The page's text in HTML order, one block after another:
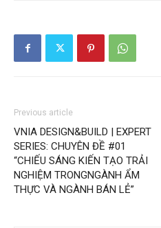
Previous article
VNIA DESIGN&BUILD | EXPERT
SERIES: CHUYÊN ĐỀ #01
“CHIẾU SÁNG KIẾN TẠO TRẢI
NGHIỆM TRONGNGÀNH ẨM
THỰC VÀ NGÀNH BÁN LẺ”